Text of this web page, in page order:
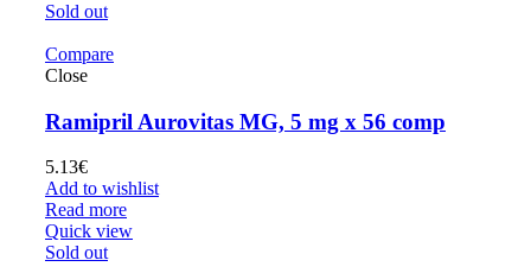
Sold out
Compare
Close
Ramipril Aurovitas MG, 5 mg x 56 comp
5.13€
Add to wishlist
Read more
Quick view
Sold out